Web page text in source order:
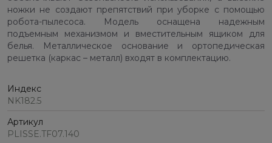
ножки не создают препятствий при уборке с помощью
робота-пылесоса. Модель оснащена надежным
подъемным механизмом и вместительным ящиком для
белья. Металлическое основание и ортопедическая
решетка (каркас – металл) входят в комплектацию.
Индекс
NK182.5
Артикул
PLISSE.TF07.140